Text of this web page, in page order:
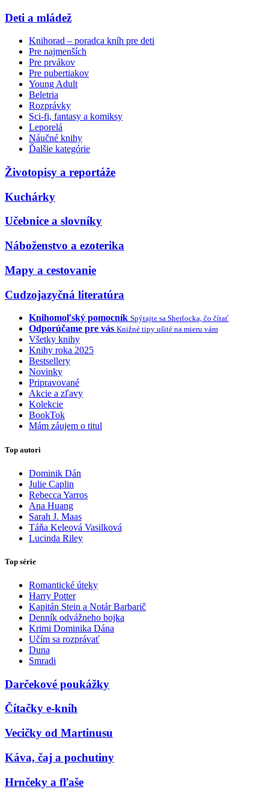
Deti a mládež
Knihorad – poradca kníh pre deti
Pre najmenších
Pre prvákov
Pre pubertiakov
Young Adult
Beletria
Rozprávky
Sci-fi, fantasy a komiksy
Leporelá
Náučné knihy
Ďalšie kategórie
Životopisy a reportáže
Kuchárky
Učebnice a slovníky
Náboženstvo a ezoterika
Mapy a cestovanie
Cudzojazyčná literatúra
Knihomoľský pomocník Spýtajte sa Sherlocka, čo čítať
Odporúčame pre vás Knižné tipy ušité na mieru vám
Všetky knihy
Knihy roka 2025
Bestsellery
Novinky
Pripravované
Akcie a zľavy
Kolekcie
BookTok
Mám záujem o titul
Top autori
Dominik Dán
Julie Caplin
Rebecca Yarros
Ana Huang
Sarah J. Maas
Táňa Keleová Vasilková
Lucinda Riley
Top série
Romantické úteky
Harry Potter
Kapitán Stein a Notár Barbarič
Denník odvážneho bojka
Krimi Dominika Dána
Učím sa rozprávať
Duna
Smradi
Darčekové poukážky
Čítačky e-kníh
Vecičky od Martinusu
Káva, čaj a pochutiny
Hrnčeky a fľaše